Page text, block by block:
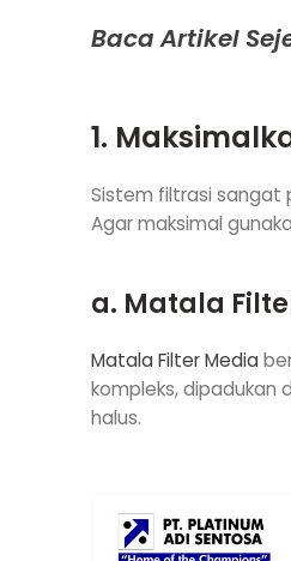
Baca Artikel
1.
Sistem filtrasi sangat
Agar maksimal
a. Matala
Matala Filter Media
kompleks, dipadukan
halus.